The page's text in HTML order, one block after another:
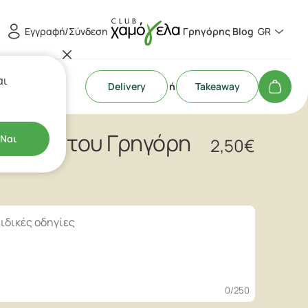
Εγγραφή/Σύνδεση Γρηγόρης Blog GR
Delivery ή Takeaway
του Γρηγόρη 2,50€
0/250
Ναι